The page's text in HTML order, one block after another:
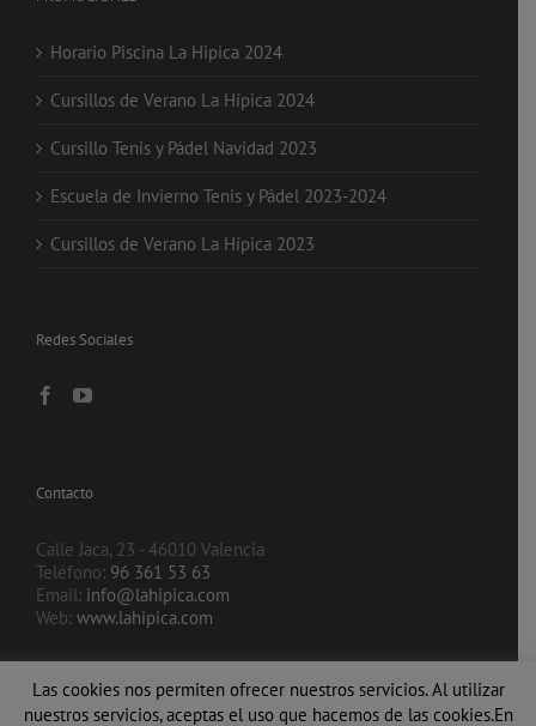
Horario Piscina La Hipica 2024
Cursillos de Verano La Hípica 2024
Cursillo Tenis y Pádel Navidad 2023
Escuela de Invierno Tenis y Pádel 2023-2024
Cursillos de Verano La Hípica 2023
Redes Sociales
Contacto
Calle Jaca, 23 - 46010 Valencia
Teléfono: 96 361 53 63
Email: info@lahipica.com
Web: www.lahipica.com
Las cookies nos permiten ofrecer nuestros servicios. Al utilizar
nuestros servicios, aceptas el uso que hacemos de las cookies.En